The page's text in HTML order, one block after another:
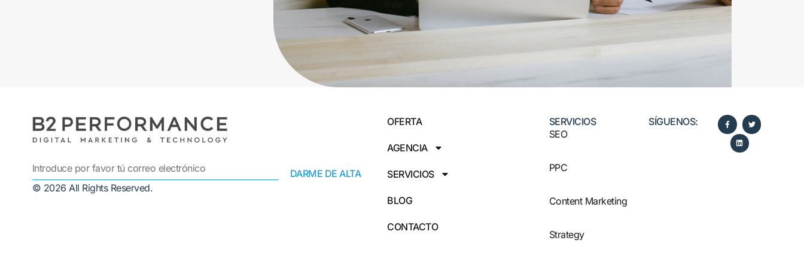
DARME DE ALTA
Alternative:
© 2026 All Rights Reserved.
OFERTA
AGENCIA
SERVICIOS
BLOG
CONTACTO
SERVICIOS
SEO
PPC
Content Marketing
Strategy
SÍGUENOS:​